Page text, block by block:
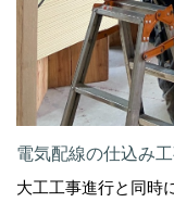
電気配線の仕込み
大工工事進行と同時